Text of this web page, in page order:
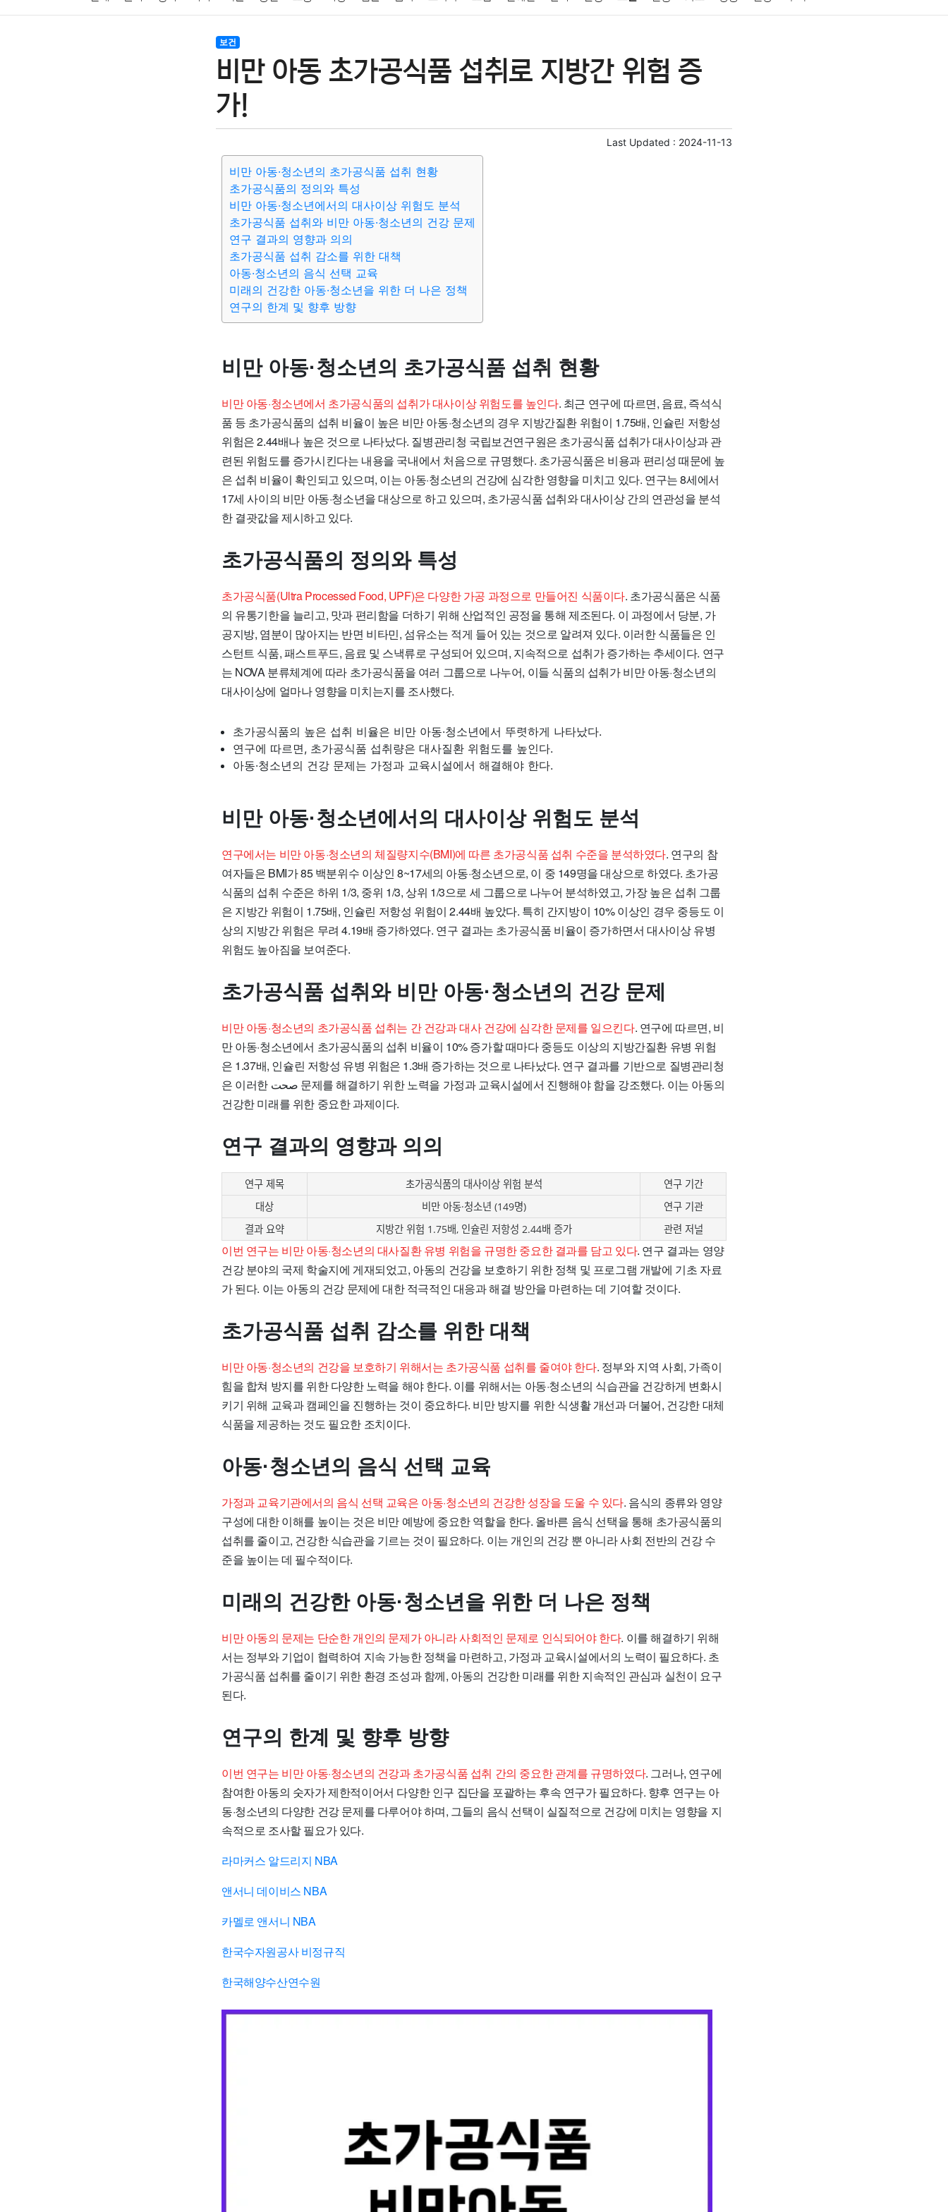
결혼 육아
기술 종교 사회 정치 건강 의료 의학 경제 마케팅 부동산 외국어 교육 교통 생활
보건
비만 아동 초가공식품 섭취로 지방간 위험 증
가!
Last Updated : 2024-11-13
비만 아동·청소년의 초가공식품 섭취 현황
초가공식품의 정의와 특성
비만 아동·청소년에서의 대사이상 위험도 분석
초가공식품 섭취와 비만 아동·청소년의 건강 문제
연구 결과의 영향과 의의
초가공식품 섭취 감소를 위한 대책
아동·청소년의 음식 선택 교육
미래의 건강한 아동·청소년을 위한 더 나은 정책
연구의 한계 및 향후 방향
비만 아동·청소년의 초가공식품 섭취 현황
비만 아동·청소년에서 초가공식품의 섭취가 대사이상 위험도를 높인다. 최근 연구에 따르면, 음료, 즉석식
품 등 초가공식품의 섭취 비율이 높은 비만 아동·청소년의 경우 지방간질환 위험이 1.75배, 인슐린 저항성
위험은 2.44배나 높은 것으로 나타났다. 질병관리청 국립보건연구원은 초가공식품 섭취가 대사이상과 관
련된 위험도를 증가시킨다는 내용을 국내에서 처음으로 규명했다. 초가공식품은 비용과 편리성 때문에 높
은 섭취 비율이 확인되고 있으며, 이는 아동·청소년의 건강에 심각한 영향을 미치고 있다. 연구는 8세에서
17세 사이의 비만 아동·청소년을 대상으로 하고 있으며, 초가공식품 섭취와 대사이상 간의 연관성을 분석
한 결괏값을 제시하고 있다.
초가공식품의 정의와 특성
초가공식품(Ultra Processed Food, UPF)은 다양한 가공 과정으로 만들어진 식품이다. 초가공식품은 식품
의 유통기한을 늘리고, 맛과 편리함을 더하기 위해 산업적인 공정을 통해 제조된다. 이 과정에서 당분, 가
공지방, 염분이 많아지는 반면 비타민, 섬유소는 적게 들어 있는 것으로 알려져 있다. 이러한 식품들은 인
스턴트 식품, 패스트푸드, 음료 및 스낵류로 구성되어 있으며, 지속적으로 섭취가 증가하는 추세이다. 연구
는 NOVA 분류체계에 따라 초가공식품을 여러 그룹으로 나누어, 이들 식품의 섭취가 비만 아동·청소년의
대사이상에 얼마나 영향을 미치는지를 조사했다.
초가공식품의 높은 섭취 비율은 비만 아동·청소년에서 뚜렷하게 나타났다.
연구에 따르면, 초가공식품 섭취량은 대사질환 위험도를 높인다.
아동·청소년의 건강 문제는 가정과 교육시설에서 해결해야 한다.
비만 아동·청소년에서의 대사이상 위험도 분석
연구에서는 비만 아동·청소년의 체질량지수(BMI)에 따른 초가공식품 섭취 수준을 분석하였다. 연구의 참
여자들은 BMI가 85 백분위수 이상인 8~17세의 아동·청소년으로, 이 중 149명을 대상으로 하였다. 초가공
식품의 섭취 수준은 하위 1/3, 중위 1/3, 상위 1/3으로 세 그룹으로 나누어 분석하였고, 가장 높은 섭취 그룹
은 지방간 위험이 1.75배, 인슐린 저항성 위험이 2.44배 높았다. 특히 간지방이 10% 이상인 경우 중등도 이
상의 지방간 위험은 무려 4.19배 증가하였다. 연구 결과는 초가공식품 비율이 증가하면서 대사이상 유병
위험도 높아짐을 보여준다.
초가공식품 섭취와 비만 아동·청소년의 건강 문제
비만 아동·청소년의 초가공식품 섭취는 간 건강과 대사 건강에 심각한 문제를 일으킨다. 연구에 따르면, 비
만 아동·청소년에서 초가공식품의 섭취 비율이 10% 증가할 때마다 중등도 이상의 지방간질환 유병 위험
은 1.37배, 인슐린 저항성 유병 위험은 1.3배 증가하는 것으로 나타났다. 연구 결과를 기반으로 질병관리청
은 이러한 صحت 문제를 해결하기 위한 노력을 가정과 교육시설에서 진행해야 함을 강조했다. 이는 아동의
건강한 미래를 위한 중요한 과제이다.
연구 결과의 영향과 의의
연구 제목 초가공식품의 대사이상 위험 분석
연구 기간
대상
비만 아동·청소년 (149명)
연구 기관
결과 요약
지방간 위험 1.75배, 인슐린 저항성 2.44배 증가 관련 저널
이번 연구는 비만 아동·청소년의 대사질환 유병 위험을 규명한 중요한 결과를 담고 있다. 연구 결과는 영양
건강 분야의 국제 학술지에 게재되었고, 아동의 건강을 보호하기 위한 정책 및 프로그램 개발에 기초 자료
가 된다. 이는 아동의 건강 문제에 대한 적극적인 대응과 해결 방안을 마련하는 데 기여할 것이다.
초가공식품 섭취 감소를 위한 대책
비만 아동·청소년의 건강을 보호하기 위해서는 초가공식품 섭취를 줄여야 한다. 정부와 지역 사회, 가족이
힘을 합쳐 방지를 위한 다양한 노력을 해야 한다. 이를 위해서는 아동·청소년의 식습관을 건강하게 변화시
키기 위해 교육과 캠페인을 진행하는 것이 중요하다. 비만 방지를 위한 식생활 개선과 더불어, 건강한 대체
식품을 제공하는 것도 필요한 조치이다.
아동·청소년의 음식 선택 교육
가정과 교육기관에서의 음식 선택 교육은 아동·청소년의 건강한 성장을 도울 수 있다. 음식의 종류와 영양
구성에 대한 이해를 높이는 것은 비만 예방에 중요한 역할을 한다. 올바른 음식 선택을 통해 초가공식품의
섭취를 줄이고, 건강한 식습관을 기르는 것이 필요하다. 이는 개인의 건강 뿐 아니라 사회 전반의 건강 수
준을 높이는 데 필수적이다.
미래의 건강한 아동·청소년을 위한 더 나은 정책
비만 아동의 문제는 단순한 개인의 문제가 아니라 사회적인 문제로 인식되어야 한다. 이를 해결하기 위해
서는 정부와 기업이 협력하여 지속 가능한 정책을 마련하고, 가정과 교육시설에서의 노력이 필요하다. 초
가공식품 섭취를 줄이기 위한 환경 조성과 함께, 아동의 건강한 미래를 위한 지속적인 관심과 실천이 요구
된다.
연구의 한계 및 향후 방향
이번 연구는 비만 아동·청소년의 건강과 초가공식품 섭취 간의 중요한 관계를 규명하였다. 그러나, 연구에
참여한 아동의 숫자가 제한적이어서 다양한 인구 집단을 포괄하는 후속 연구가 필요하다. 향후 연구는 아
동·청소년의 다양한 건강 문제를 다루어야 하며, 그들의 음식 선택이 실질적으로 건강에 미치는 영향을 지
속적으로 조사할 필요가 있다.
라마커스 알드리지 NBA
앤서니 데이비스 NBA
카멜로 앤서니 NBA
한국수자원공사 비정규직
한국해양수산연수원